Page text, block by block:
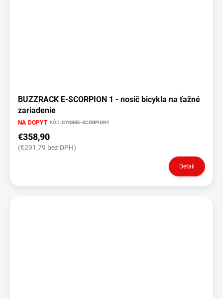
BUZZRACK E-SCORPION 1 - nosič bicykla na ťažné
zariadenie
NA DOPYT KÓD:CYKBRE-SCORPION1
€358,90
(€291,79 bez DPH)
Detail